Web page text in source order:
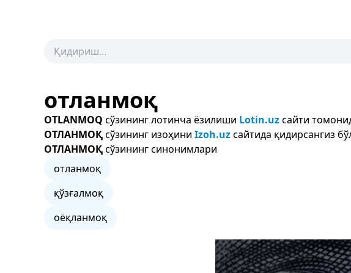
отланмоқ
OTLANMOQ сўзининг лотинча ёзилиши Lotin.uzсайти
ОТЛАНМОҚсўзининг изоҳини Izoh.uzсайтида қидирсангиз
ОТЛАНМОҚсўзининг синонимлари
отланмоқ
қўзғалмоқ
оёқланмоқ